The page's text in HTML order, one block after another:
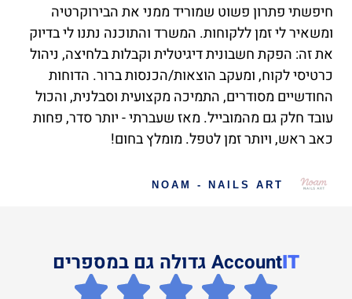
חיפשתי פתרון פשוט שמוריד ממני את הבירוקרטיה
ומשאיר לי זמן ללקוחות. המשרד והתוכנה נתנו לי בדיוק
את זה: הפקת חשבונית דיגיטלית וקבלות בלחיצה, ניהול
כרטיסי לקוח, ומעקב הוצאות/הכנסות ברור. הדוחות
החודשיים מסודרים, התמיכה מקצועית וסבלנית, והכול
עובד חלק גם מהמובייל. מאז שעברתי - יותר סדר, פחות
כאב ראש, ויותר זמן לטפל. מומלץ בחום!
NOAM - NAILS ART
AccountIT גדולה גם במספרים